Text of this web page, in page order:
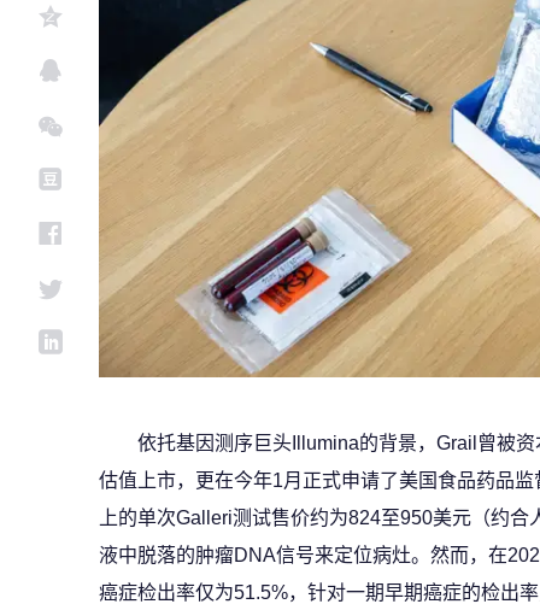
依托基因测序巨头Illumina的背景，Grail曾被
估值上市，更在今年1月正式申请了美国食品药品
上的单次Galleri测试售价约为824至950美元（约
液中脱落的肿瘤DNA信号来定位病灶。然而，在
癌症检出率仅为51.5%，针对一期早期癌症的检出